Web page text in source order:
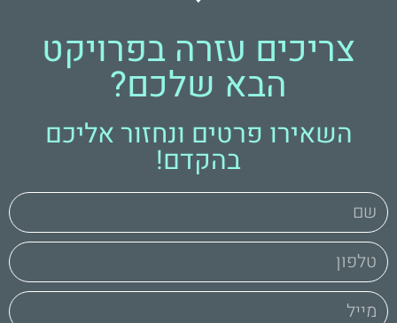
צריכים עזרה בפרויקט
הבא שלכם?
השאירו פרטים ונחזור אליכם
בהקדם!